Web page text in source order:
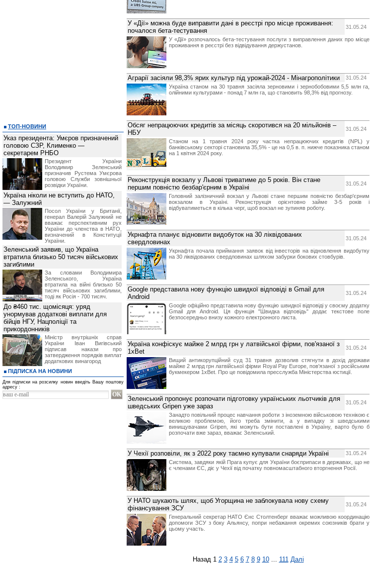
У «Дії» можна буде виправити дані в реєстрі про місце проживання:
почалося бета-тестування
31.05.24
У «Дії» розпочалось бета-тестування послуги з виправлення даних про місце
проживання в реєстрі без відвідування держустанов.
Аграрії засіяли 98,3% ярих культур під урожай-2024 - Мінагрополітики
31.05.24
Україна станом на 30 травня засіяла зерновими і зернобобовими 5,5 млн га,
олійними культурами - понад 7 млн га, що становить 98,3% від прогнозу.
Обсяг непрацюючих кредитів за місяць скоротився на 20 мільйонів –
НБУ
31.05.24
Станом на 1 травня 2024 року частка непрацюючих кредитів (NPL) у
банківському секторі становила 35,5% - це на 0,5 в. п. нижче показника станом
на 1 квітня 2024 року.
Реконструкція вокзалу у Львові триватиме до 5 років. Він стане
першим повністю безбар'єрним в Україні
31.05.24
Головний залізничний вокзал у Львові стане першим повністю безбар'єрним
вокзалом в Україні. Реконструкція орієнтовно займе 3-5 років і
відбуватиметься в кілька черг, щоб вокзал не зупиняв роботу.
Укрнафта планує відновити видобуток на 30 ліквідованих
свердловинах
31.05.24
Укрнафта почала приймання заявок від інвесторів на відновлення видобутку
на 30 ліквідованих свердловинах шляхом забурки бокових стовбурів.
Google представила нову функцію швидкої відповіді в Gmail для
Android
31.05.24
Google офіційно представила нову функцію швидкої відповіді у своєму додатку
Gmail для Android. Ця функція "Швидка відповідь" додає текстове поле
безпосередньо внизу кожного електронного листа.
Україна конфіскує майже 2 млрд грн у латвійської фірми, пов'язаної з
1xBet
31.05.24
Вищий антикорупційний суд 31 травня дозволив стягнути в дохід держави
майже 2 млрд грн латвійської фірми Royal Pay Europe, пов'язаної з російським
букмекером 1xBet. Про це повідомила пресслужба Міністерства юстиції.
Зеленський пропонує розпочати підготовку українських льотчиків для
шведських Gripen уже зараз
31.05.24
Занадто повільний процес навчання роботи з іноземною військовою технікою є
великою проблемою, його треба змінити, а у випадку зі шведськими
винищувачами Gripen, які можуть бути поставлені в Україну, варто було б
розпочати вже зараз, вважає Зеленський.
У Чехії розповіли, як з 2022 року таємно купували снаряди Україні
31.05.24
Система, завдяки якій Прага купує для України боєприпаси в державах, що не
є членами ЄС, діє у Чехії від початку повномасштабного вторгнення Росії.
У НАТО шукають шлях, щоб Угорщина не заблокувала нову схему
фінансування ЗСУ
31.05.24
Генеральний секретар НАТО Єнс Столтенберг вважає можливою координацію
допомоги ЗСУ з боку Альянсу, попри небажання окремих союзників брати у
цьому участь.
Назад 1 2 3 4 5 6 7 8 9 10... 111 Далі
ТОП-НОВИНИ
Указ президента: Умєров призначений
головою СЗР, Клименко —
секретарем РНБО
Президент України
Володимир Зеленський
призначив Pустема Умєрова
головою Служби зовнішньої
розвідки України.
Україна ніколи не вступить до НАТО,
— Залужний
Посол України у Британії,
генерал Валерій Залужний не
вважає перспективним рух
України до членства в НАТО,
визначений в Конституції
України.
Зеленський заявив, що Україна
втратила близько 50 тисяч військових
загиблими
За словами Володимира
Зеленського, Україна
втратила на війні близько 50
тисяч військових загиблими,
тоді як Росія - 700 тисяч.
До ₴460 тис. щомісяця: уряд
унормував додаткові виплати для
бійців НГУ, Нацполіції та
прикордонників
Міністр внутрішніх справ
України Іван Вигівський
підписав накази про
затвердження порядків виплат
додаткових винагород
ПІДПИСКА НА НОВИНИ
Для підписки на розсилку новин введіть Вашу поштову
адресу :